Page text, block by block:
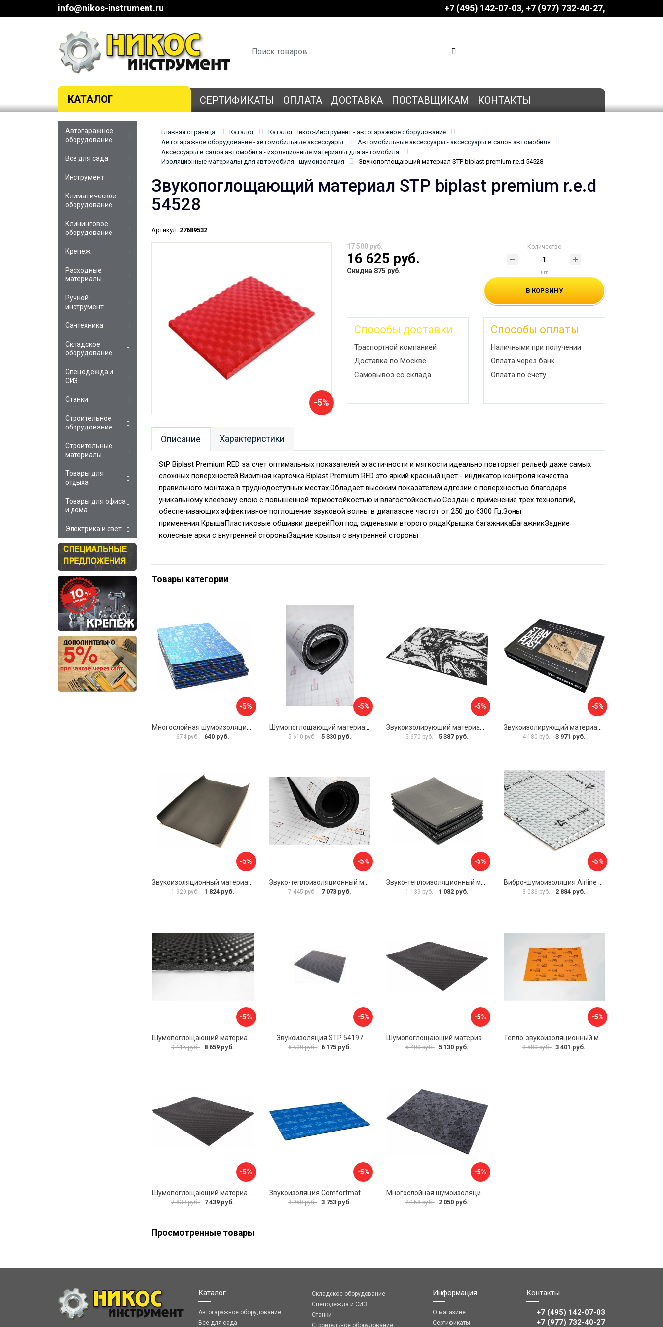
info@nikos-instrument.ru +7 (495) 142-07-03 ‎‎+7 (977) 732-40-27
КАТАЛОГ СЕРТИФИКАТЫ ОПЛАТА ДОСТАВКА ПОСТАВЩИКАМ КОНТАКТЫ
Главная страница Каталог
Каталог Никос-Инструмент - автогаражное оборудование
Автогаражное оборудование - автомобильные аксессуары
Автомобильные аксессуары - аксессуары в салон автомобиля
Аксессуары в салон автомобиля - изоляционные материалы для автомобиля
Изоляционные материалы для автомобиля - шумоизоляция
Звукопоглощающий материал STP biplast premium r.e.d 54528
Звукопоглощающий материал STP biplast premium r.e.d
54528
Артикул: 27689532
-5%
17 500 руб.
16 625 руб.
Скидка 875 руб.
Количество
шт
В КОРЗИНУ
Способы доставки
Траспортной компанией
Доставка по Москве
Самовывоз со склада
Способы оплаты
Наличными при получении
Оплата через банк
Оплата по счету
Описание Характеристики
StP Biplast Premium RED за счет оптимальных показателей эластичности и мягкости идеально повторяет рельеф даже самых
сложных поверхностей.Визитная карточка Biplast Premium RED это яркий красный цвет - индикатор контроля качества
правильного монтажа в труднодоступных местах.Обладает высоким показателем адгезии с поверхностью благодаря
уникальному клеевому слою с повышенной термостойкостью и влагостойкостью.Создан с применение трех технологий,
обеспечивающих эффективное поглощение звуковой волны в диапазоне частот от 250 до 6300 Гц.Зоны
применения:КрышаПластиковые обшивки дверейПол под сиденьями второго рядаКрышка багажникаБагажникЗадние
колесные арки с внутренней стороныЗадние крылья с внутренней стороны
Товары категории
-5%
674 руб. 640 руб.
-5%
5 610 руб. 5 330 руб.
-5%
5 670 руб. 5 387 руб.
-5%
4 180 руб. 3 971 руб.
-5%
Звукоизоляционный материал Dreamcar Super Splong 10 SS-10M-S075100P1376
1 920 руб. 1 824 руб.
-5%
Звуко-теплоизоляционный материал Шумофф Комфорт 10 УТ000000298
7 445 руб. 7 073 руб.
-5%
Звуко-теплоизоляционный материал Dreamcar i4 33x25 см DC-000-0884503P1214
1 139 руб. 1 082 руб.
-5%
Вибро-шумоизоляция Airline Base 3 ADVI003
3 036 руб. 2 884 руб.
-5%
9 115 руб. 8 659 руб.
-5%
Звукоизоляция STP 54197
6 500 руб. 6 175 руб.
-5%
5 400 руб. 5 130 руб.
-5%
3 580 руб. 3 401 руб.
-5%
7 830 руб. 7 439 руб.
-5%
3 950 руб. 3 753 руб.
-5%
2 158 руб. 2 050 руб.
Просмотренные товары
Автогаражное
оборудование
Все для сада
Инструмент
Климатическое
оборудование
Клининговое
оборудование
Крепеж
Расходные
материалы
Ручной
инструмент
Сантехника
Складское
оборудование
Спецодежда и
СИЗ
Станки
Строительное
оборудование
Строительные
материалы
Товары для
отдыха
Товары для офиса
и дома
Электрика и свет
Каталог
Автогаражное оборудование
Все для сада
Складское оборудование
Спецодежда и СИЗ
Станки
Строительное оборудование
Информация
О магазине
Сертификаты
Контакты
+7 (495) 142-07-03
‎‎+7 (977) 732-40-27